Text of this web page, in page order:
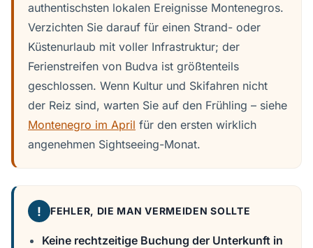
authentischsten lokalen Ereignisse Montenegros.
Verzichten Sie darauf für einen Strand- oder
Küstenurlaub mit voller Infrastruktur; der
Ferienstreifen von Budva ist größtenteils
geschlossen. Wenn Kultur und Skifahren nicht
der Reiz sind, warten Sie auf den Frühling – siehe
Montenegro im April für den ersten wirklich
angenehmen Sightseeing-Monat.
! FEHLER, DIE MAN VERMEIDEN SOLLTE
Keine rechtzeitige Buchung der Unterkunft in